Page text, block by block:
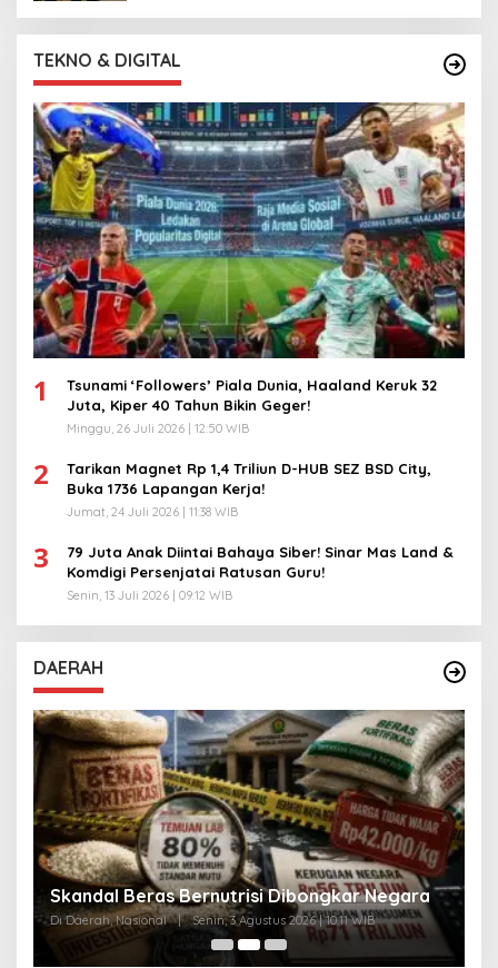
TEKNO & DIGITAL
1
Tsunami ‘Followers’ Piala Dunia, Haaland Keruk 32
Juta, Kiper 40 Tahun Bikin Geger!
Minggu, 26 Juli 2026 | 12:50 WIB
2
Tarikan Magnet Rp 1,4 Triliun D-HUB SEZ BSD City,
Buka 1736 Lapangan Kerja!
Jumat, 24 Juli 2026 | 11:38 WIB
3
79 Juta Anak Diintai Bahaya Siber! Sinar Mas Land &
Komdigi Persenjatai Ratusan Guru!
Senin, 13 Juli 2026 | 09:12 WIB
DAERAH
Skandal Beras Bernutrisi Dibongkar Negara
Di Daerah, Nasional | Senin, 3 Agustus 2026 | 10:11 WIB